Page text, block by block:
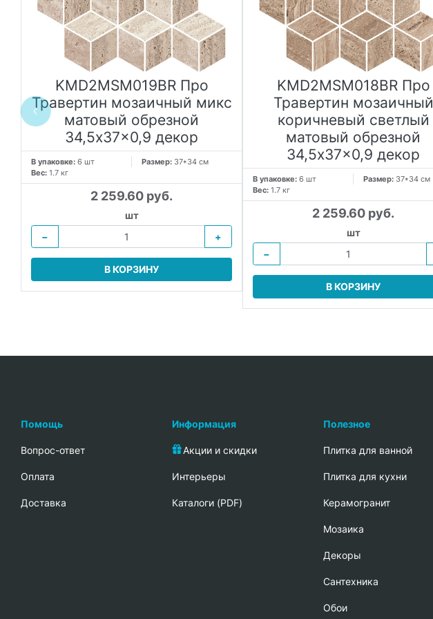
KMD2MSM019BR Про
Травертин мозаичный микс
матовый обрезной
34,5x37x0,9 декор
В упаковке: 6 шт Размер: 37*34 см
Вес: 1.7 кг
2 259.60 руб.
шт
−
+
В КОРЗИНУ
KMD2MSM018BR Про
Травертин мозаичный
коричневый светлый
матовый обрезной
34,5x37x0,9 декор
В упаковке: 6 шт Размер: 37*34 см
Вес: 1.7 кг
2 259.60 руб.
шт
−
В КОРЗИНУ
Помощь
Вопрос-ответ
Oплата
Доставка
Информация
Акции и скидки
Интерьеры
Каталоги (PDF)
Полезное
Плитка для ванной
Плитка для кухни
Керамогранит
Мозаика
Декоры
Сантехника
Обои